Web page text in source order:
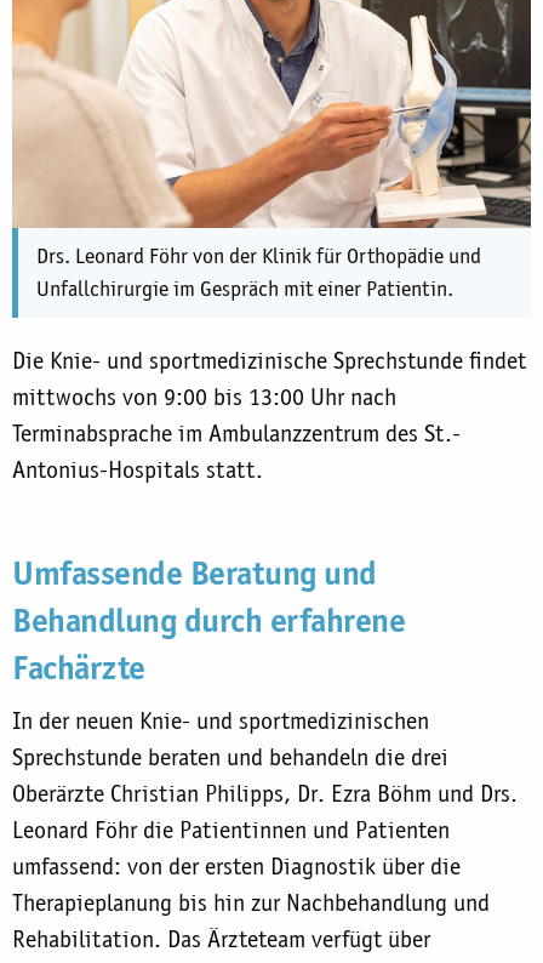
Drs. Leonard Föhr von der Klinik für Orthopädie und
Unfallchirurgie im Gespräch mit einer Patientin.
Die Knie- und sportmedizinische Sprechstunde findet
mittwochs von 9:00 bis 13:00 Uhr nach
Terminabsprache im Ambulanzzentrum des St.-
Antonius-Hospitals statt.
Umfassende Beratung und
Behandlung durch erfahrene
Fachärzte
In der neuen Knie- und sportmedizinischen
Sprechstunde beraten und behandeln die drei
Oberärzte Christian Philipps, Dr. Ezra Böhm und Drs.
Leonard Föhr die Patientinnen und Patienten
umfassend: von der ersten Diagnostik über die
Therapieplanung bis hin zur Nachbehandlung und
Rehabilitation. Das Ärzteteam verfügt über